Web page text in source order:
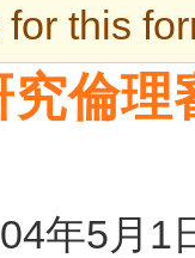
this
倫理
年5月1